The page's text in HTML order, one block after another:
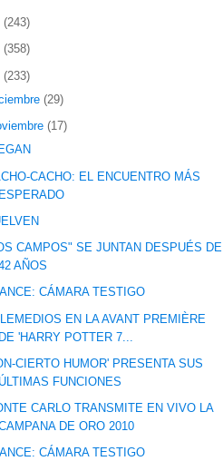
(243)
(358)
(233)
(29)
(17)
CACHO: EL ENCUENTRO MÁS
CAMPOS" SE JUNTAN DESPUÉS DE
AÑOS
CÁMARA TESTIGO
EN LA AVANT PREMIÈRE
'HARRY POTTER 7...
CIERTO HUMOR' PRESENTA SUS
FUNCIONES
CARLO TRANSMITE EN VIVO LA
DE ORO 2010
CÁMARA TESTIGO